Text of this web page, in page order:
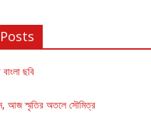
ছবি
আজ স্মৃতির অতলে সৌমিত্র